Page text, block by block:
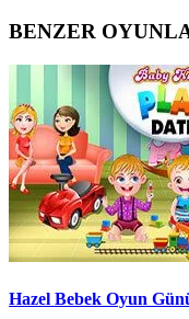
BENZER
Hazel Bebek Oyun